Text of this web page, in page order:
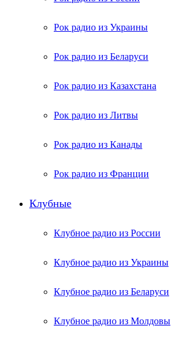
Рок радио из Украины
Рок радио из Беларуси
Рок радио из Казахстана
Рок радио из Литвы
Рок радио из Канады
Рок радио из Франции
Клубные
Клубное радио из России
Клубное радио из Украины
Клубное радио из Беларуси
Клубное радио из Молдовы